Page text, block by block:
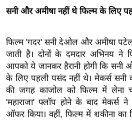
बे
ल
श
ख्सि
य
त
यं
सनी और अमीषा नहीं थे फिल्म के लिए
फिल्म 'गदर' सनी देओल और अमीषा
जाती है। दोनों के दमदार अभिनय ने
आपको ये जानकर हैरानी होगी कि सनी
के लिए पहली पसंद नहीं थे। मेकर्स सनी
की जगह काजोल को फिल्म में लेना
'महाराजा' फ्लॉप होने के बाद मेकर्स ने
ऑफर किया। वहीं, फिल्म में शकीना का